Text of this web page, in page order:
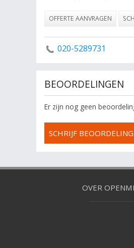
OFFERTE AANVRAGEN
020-5289731
BEOORDELINGEN
Er zijn nog geen
SCHRIJF BEOORDELING
OVER